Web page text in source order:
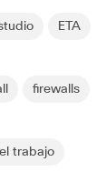
ETA
firewalls
trabajo